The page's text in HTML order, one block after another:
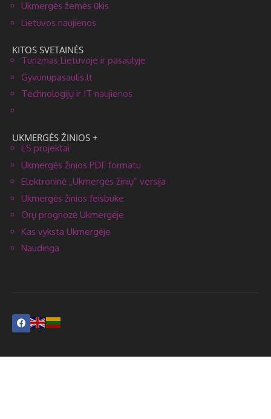
Ukmergės žemės ūkis
Lietuvos naujienos
KITOS SVETAINĖS
Turizmas Lietuvoje ir pasaulyje
Gyvunupasaulis.lt
Technologijų ir IT naujienos
UKMERGĖS ŽINIOS +
ES projektai
Ukmergės žinios PDF formatu
Elektroninė „Ukmergės žinių” versija
Ukmergės žinios feisbuke
Orų prognozė Ukmergėje
Kas vyksta Ukmergėje
Naudinga